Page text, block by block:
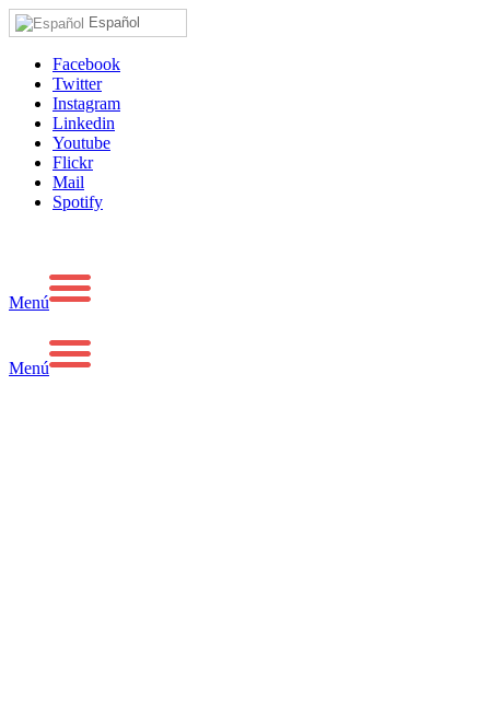
Español
Facebook
Twitter
Instagram
Linkedin
Youtube
Flickr
Mail
Spotify
Menú
Menú